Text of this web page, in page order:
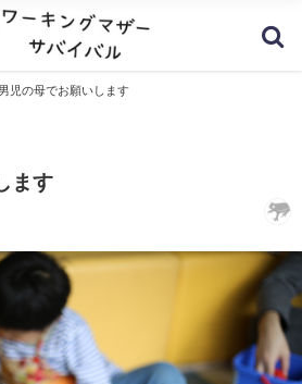
男児の母でお願いします
ます